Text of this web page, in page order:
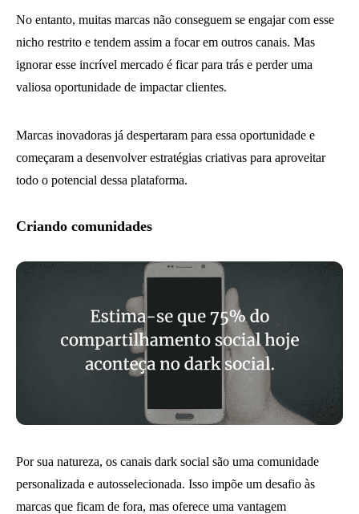
No entanto, muitas marcas não conseguem se engajar com esse
nicho restrito e tendem assim a focar em outros canais. Mas
ignorar esse incrível mercado é ficar para trás e perder uma
valiosa oportunidade de impactar clientes.
Marcas inovadoras já despertaram para essa oportunidade e
começaram a desenvolver estratégias criativas para aproveitar
todo o potencial dessa plataforma.
Criando comunidades
Por sua natureza, os canais dark social são uma comunidade
personalizada e autosselecionada. Isso impõe um desafio às
marcas que ficam de fora, mas oferece uma vantagem